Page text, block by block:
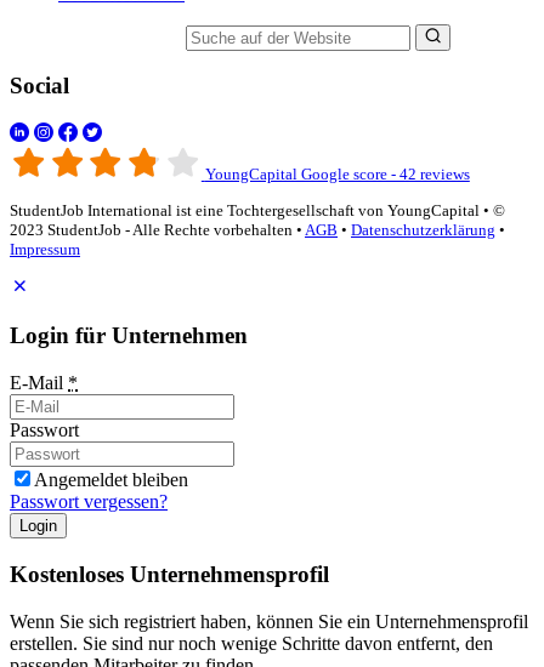
Social
YoungCapital Google score - 42 reviews
StudentJob International ist eine Tochtergesellschaft von YoungCapital • ©
2023 StudentJob - Alle Rechte vorbehalten • AGB • Datenschutzerklärung •
Impressum
Login für Unternehmen
E-Mail *
Passwort
Angemeldet bleiben
Passwort vergessen?
Login
Kostenloses Unternehmensprofil
Wenn Sie sich registriert haben, können Sie ein Unternehmensprofil
erstellen. Sie sind nur noch wenige Schritte davon entfernt, den